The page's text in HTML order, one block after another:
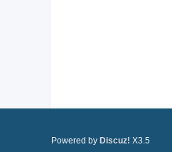
Powered by Discuz! X3.5